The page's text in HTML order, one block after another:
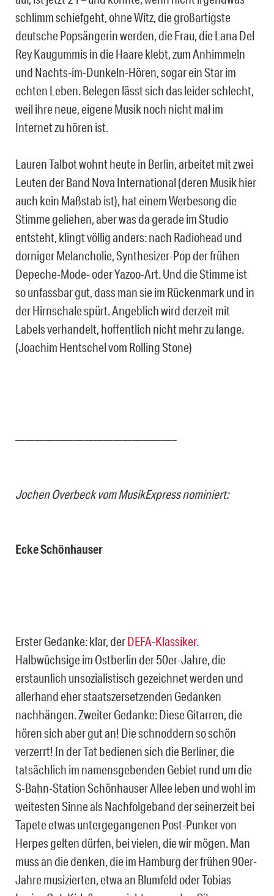
schlimm schiefgeht, ohne Witz, die großartigste
deutsche Popsängerin werden, die Frau, die Lana Del
Rey Kaugummis in die Haare klebt, zum Anhimmeln
und Nachts-im-Dunkeln-Hören, sogar ein Star im
echten Leben. Belegen lässt sich das leider schlecht,
weil ihre neue, eigene Musik noch nicht mal im
Internet zu hören ist.
Lauren Talbot wohnt heute in Berlin, arbeitet mit zwei
Leuten der Band Nova International (deren Musik hier
auch kein Maßstab ist), hat einem Werbesong die
Stimme geliehen, aber was da gerade im Studio
entsteht, klingt völlig anders: nach Radiohead und
dorniger Melancholie, Synthesizer-Pop der frühen
Depeche-Mode- oder Yazoo-Art. Und die Stimme ist
so unfassbar gut, dass man sie im Rückenmark und in
der Hirnschale spürt. Angeblich wird derzeit mit
Labels verhandelt, hoffentlich nicht mehr zu lange.
(Joachim Hentschel vom Rolling Stone)
————————————————–
Jochen Overbeck vom MusikExpress nominiert:
Ecke Schönhauser
Erster Gedanke: klar, derDEFA-Klassiker.
Halbwüchsige im Ostberlin der 50er-Jahre, die
erstaunlich unsozialistisch gezeichnet werden und
allerhand eher staatszersetzenden Gedanken
nachhängen. Zweiter Gedanke: Diese Gitarren, die
hören sich aber gut an! Die schnoddern so schön
verzerrt! In der Tat bedienen sich die Berliner, die
tatsächlich im namensgebenden Gebiet rund um die
S-Bahn-Station Schönhauser Allee leben und wohl im
weitesten Sinne als Nachfolgeband der seinerzeit bei
Tapete etwas untergegangenen Post-Punker von
Herpes gelten dürfen, bei vielen, die wir mögen. Man
muss an die denken, die im Hamburg der frühen 90er-
Jahre musizierten, etwa an Blumfeld oder Tobias